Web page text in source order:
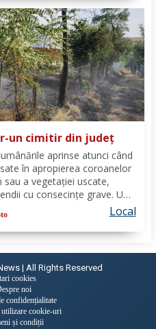
un cimitir din județ
aprinse atunci când
în apropierea coroanelor
a vegetației uscate,
cu consecințe grave. Un
ieri, în cimitirul dinLocal
| All Rights Reserved
cookies
noi
confidențialitate
cookie-uri
și condiții